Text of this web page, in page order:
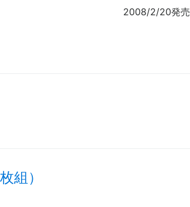
2008/2/20発売
組）